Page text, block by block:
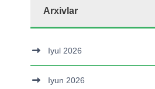
Arxivlar
Iyul 2026
Iyun 2026